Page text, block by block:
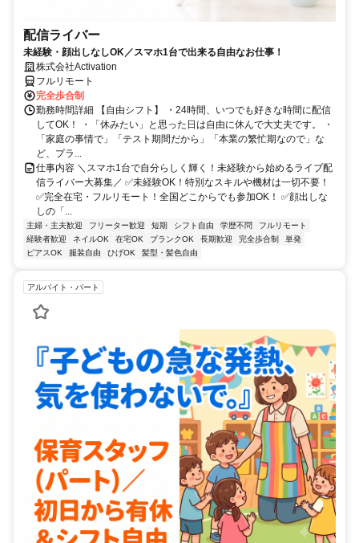
配信ライバー
未経験・顔出しなしOK／スマホ1台で出来る自由なお仕事！
株式会社Activation
フルリモート
完全歩合制
勤務時間詳細 【自由シフト】 ・24時間、いつでも好きな時間に配信
してOK！ ・「休みたい」と思った日は自由に休んで大丈夫です。 ・
「家庭の事情で」「テスト期間だから」「本業の繁忙期なので」な
ど、プラ...
仕事内容 ＼スマホ1台で自分らしく輝く！未経験から始めるライブ配
信ライバー大募集／ ✅未経験OK！特別なスキルや機材は一切不要！
✅完全在宅・フルリモート！全国どこからでも参加OK！ ✅顔出しな
しの「...
主婦・主夫歓迎 フリーター歓迎 短期 シフト自由 学歴不問
フルリモート
経験者歓迎
ネイルOK 在宅OK ブランクOK 長期歓迎 完全歩合制
単発
ピアスOK
服装自由 ひげOK 髪型・髪色自由
アルバイト・パート